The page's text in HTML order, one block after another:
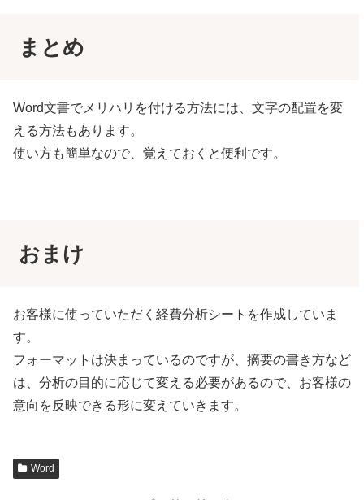
まとめ
Word文書でメリハリを付ける方法には、文字の配置を変
える方法もあります。
使い方も簡単なので、覚えておくと便利です。
おまけ
お客様に使っていただく経費分析シートを作成していま
す。
フォーマットは決まっているのですが、摘要の書き方など
は、分析の目的に応じて変える必要があるので、お客様の
意向を反映できる形に変えていきます。
Word